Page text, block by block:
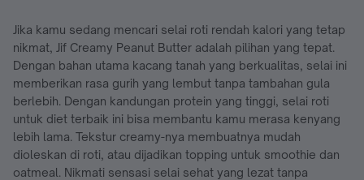
Jika kamu sedang mencari selai roti rendah kalori yang tetap
nikmat, Jif Creamy Peanut Butter adalah pilihan yang tepat.
Dengan bahan utama kacang tanah yang berkualitas, selai ini
memberikan rasa gurih yang lembut tanpa tambahan gula
berlebih. Dengan kandungan protein yang tinggi, selai roti
untuk diet terbaik ini bisa membantu kamu merasa kenyang
lebih lama. Tekstur creamy-nya membuatnya mudah
dioleskan di roti, atau dijadikan topping untuk smoothie dan
oatmeal. Nikmati sensasi selai sehat yang lezat tanpa